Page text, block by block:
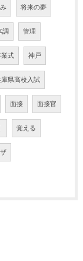
将来の夢
調 管理
業式 神戸
庫県高校入試
面接 面接官
覚える